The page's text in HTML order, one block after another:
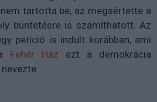
tartotta be, az megsértette a
büntetésre is számíthatott. Az
petíció is indult korábban, ami
Fehér Ház ezt a demokrácia